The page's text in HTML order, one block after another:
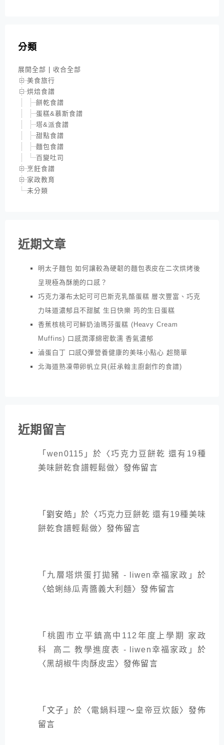
分類
展開全部
收合全部
美食旅行
烘焙食譜
餅乾食譜
蛋糕&慕斯食譜
塔&派食譜
甜點食譜
麵包食譜
百變吐司
烹飪食譜
家政教育
未分類
近期文章
明太子麵包 如何讓較為硬韌的麵包表皮在二次烘烤後
呈現極為酥脆的口感？
巧克力瀑布太妃可可巴斯克乳酪蛋糕 層次豐富、巧克
力味道濃郁且不甜膩 生日快樂 筠的生日蛋糕
香蕉核桃可可鮮奶油瑪芬蛋糕 (Heavy Cream
Muffins) 口感潤澤綿密軟濡 香氣濃郁
滷蛋白丁 口感Q彈營養健康的美味小點心 超簡單
北海道熟凍帶卵帆立貝(莊承翰主廚創作的食譜)
近期留言
「wen0115 」於〈巧克力豆餅乾 還有19種
美味餅乾食譜輕鬆做〉發佈留言
「劉安皓 」於〈巧克力豆餅乾 還有19種美味
餅乾食譜輕鬆做〉發佈留言
「 九層塔烘蛋打拋豬 - liwen幸福家政 」於
〈蛤蜊絲瓜青醬義大利麵〉發佈留言
「 桃園市立平鎮高中112年度上學期 家政
科 高二 教學進度表 - liwen幸福家政 」於
〈黑胡椒牛肉酥皮盅 〉發佈留言
「 文子 」於〈電鍋料理～皇帝豆炊飯〉發佈
留言